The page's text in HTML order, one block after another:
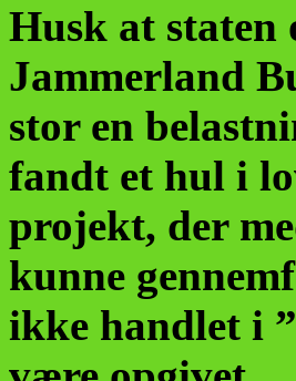
Husk at
Jammerland
stor en
fandt et hul i
projekt, der
kunne
ikke handlet i